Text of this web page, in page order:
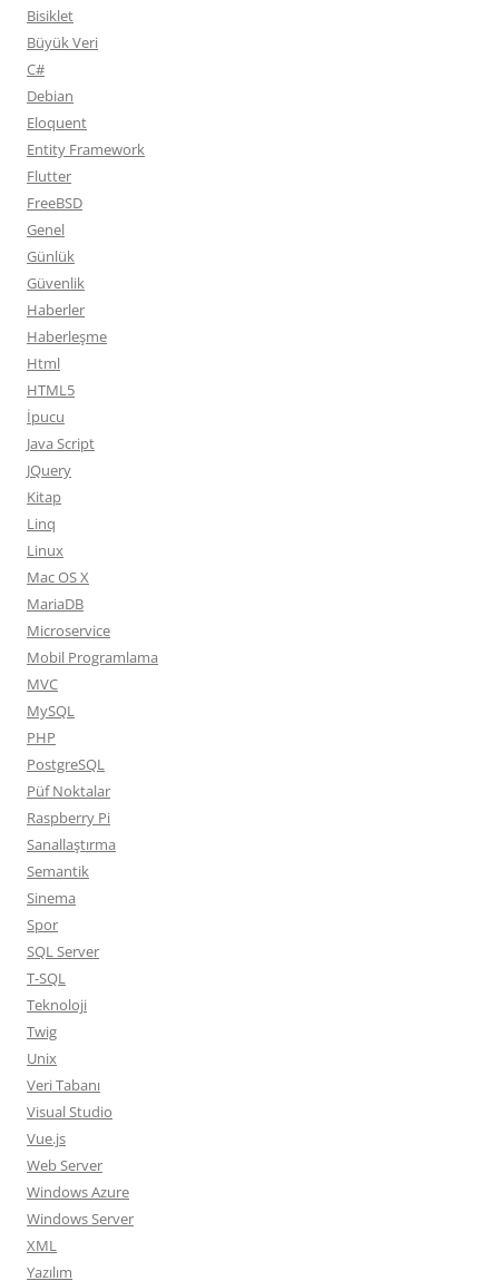
Bisiklet
Büyük Veri
C#
Debian
Eloquent
Entity Framework
Flutter
FreeBSD
Genel
Günlük
Güvenlik
Haberler
Haberleşme
Html
HTML5
İpucu
Java Script
JQuery
Kitap
Linq
Linux
Mac OS X
MariaDB
Microservice
Mobil Programlama
MVC
MySQL
PHP
PostgreSQL
Püf Noktalar
Raspberry Pi
Sanallaştırma
Semantik
Sinema
Spor
SQL Server
T-SQL
Teknoloji
Twig
Unix
Veri Tabanı
Visual Studio
Vue.js
Web Server
Windows Azure
Windows Server
XML
Yazılım